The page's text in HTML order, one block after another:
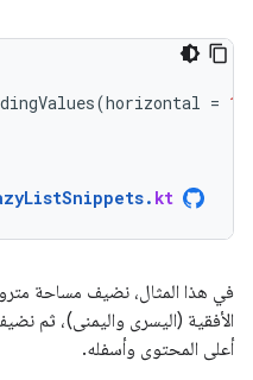
(horizontal =
. kt
في هذا المثال، نضيف مساحة
الأفقية (اليسرى واليمنى)، ثم
أعلى المحتوى وأسفله.